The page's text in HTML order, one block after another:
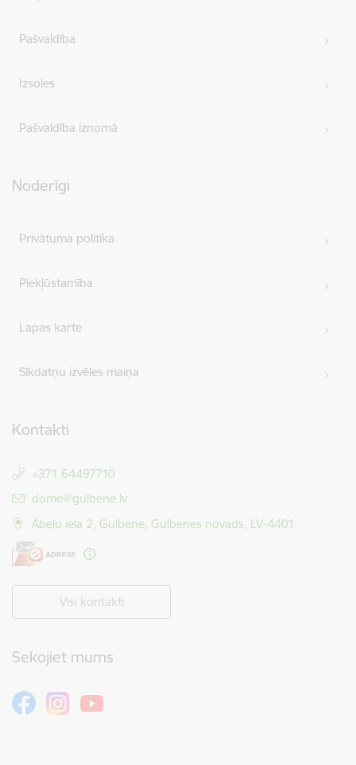
Pašvaldība
Izsoles
Pašvaldība iznomā
Noderīgi
Privātuma politika
Piekļūstamība
Lapas karte
Sīkdatņu izvēles maiņa
Kontakti
+371 64497710
E-pasts:
dome@gulbene.lv
Ābeļu iela 2, Gulbene, Gulbenes novads, LV-4401
Visi kontakti
Sekojiet mums